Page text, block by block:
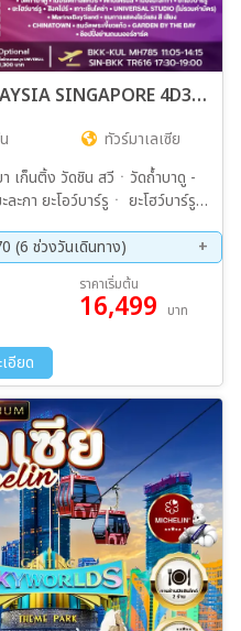
ทัวร์มาเลเซีย DUOPLUS MALAYSIA SINGAPORE 4D3N (MH+TR) เข้ากัวลา-ออกสิงคโปร์ 4วัน 3คืน (MH)
ทัวร์มาเลเซีย
เก็นติ้ง วัดชิน สวีㆍวัดถ้ำบาดู -
กา ยะโอว์บาร์รูㆍ ยะโฮว์บาร์รูㆍ
สง สี เสียงㆍCHINATOWNㆍ
BAYㆍข้อปปิ้งย่านถนนออร์
(6 ช่วงวันเดินทาง)
23 ต.ค. 69 - 26 ต.ค. 69
10 ธ.ค. 69 - 13 ธ.ค. 69
31 ธ.ค. 69 - 03 ม.ค. 70
ราคาเริ่มต้น
16,499 บาท
อียด